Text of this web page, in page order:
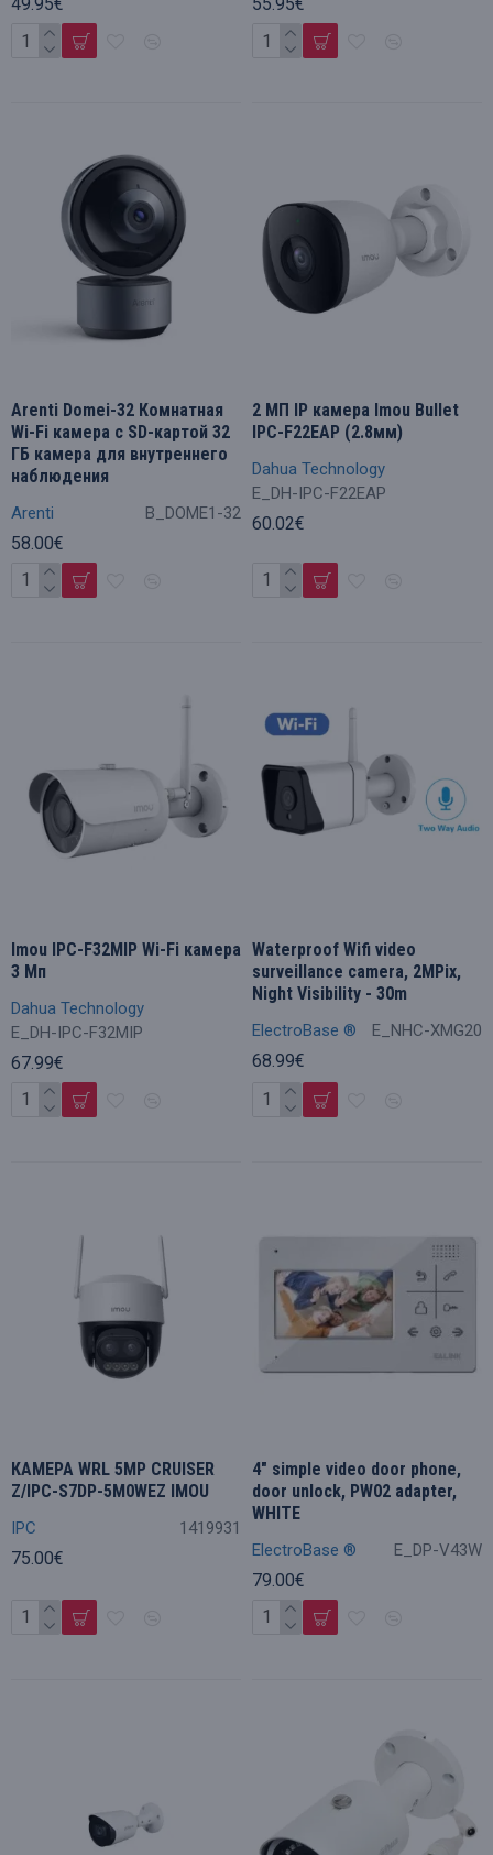
Arenti B_DOME1-32
Arenti Domei-32 Комнатная
Wi-Fi камера с SD-картой 32
ГБ камера для внутреннего
наблюдения
58.00€
Dahua Technology
E_DH-IPC-F22EAP
2 МП IP камера Imou Bullet
IPC-F22EAP (2.8мм)
60.02€
Dahua Technology
E_DH-IPC-F32MIP
Imou IPC-F32MIP Wi-Fi камера
3 Мп
67.99€
ElectroBase ® E_NHC-XMG20
Waterproof Wifi video
surveillance camera, 2MPix,
Night Visibility - 30m
68.99€
IPC 1419931
КАМЕРА WRL 5MP CRUISER
Z/IPC-S7DP-5M0WEZ IMOU
75.00€ ElectroBase ® E_DP-V43W
4" simple video door phone,
door unlock, PW02 adapter,
WHITE
79.00€